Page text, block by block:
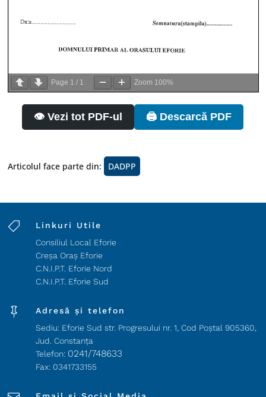
Page 1 / 1 Zoom 100%
👁️ Vezi tot PDF-ul 🖨️ Descarcă PDF
Articolul face parte din: DADPP

Linkuri Utile
Consiliul Local Eforie
Creșa Oraș Eforie
C.N.I.P.T. Eforie Nord
C.N.I.P.T. Eforie Sud

Adresă și telefon
Sediu: Eforie Sud str. Progresului nr. 1, Cod Poştal 905360,
Jud. Constanţa
Telefon: 0241/748633
Fax: 0341733155